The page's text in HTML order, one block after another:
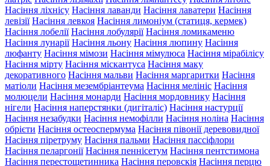
Насіння ліхнісу Насіння лаванди Насіння лаватери Насіння
левізії Насіння левкоя Насіння лимоніум (статиця, кермек)
Насіння лобелії Насіння лобулярії Насіння ломикаменю
Насіння лунарії Насіння льону Насіння люпину Насіння
люфанту Насіння мімози Насіння мімулюса Насіння мірабілісу
Насіння мірту Насіння міскантуса Насіння маку
декоративного Насіння мальви Насіння маргаритки Насіння
матіоли Насіння мезембріантеума Насіння мелініс Насіння
молюцели Насіння монарди Насіння мордовнику Насіння
нігели Насіння наперстянки (дигіталіс) Насіння настурції
Насіння незабудки Насіння немофілли Насіння ноліна Насіння
обрієти Насіння остеоспермума Насіння півонії деревовидної
Насіння піретруму Насіння пальми Насіння пассіфлори
Насіння пеларгонії Насіння пеннісетум Насіння пентстимона
Насіння перестощетинника Насіння перовскія Насіння перцю